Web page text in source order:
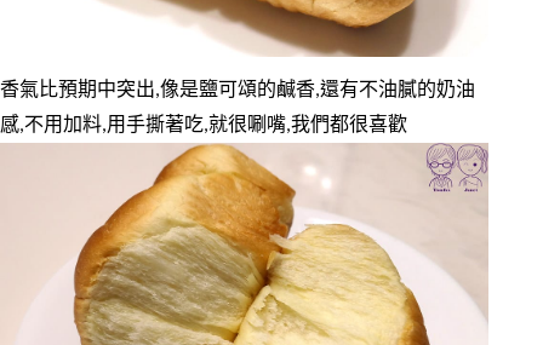
香氣比預期中突出,像是鹽可頌的鹹香,還有不油膩的奶油
感,不用加料,用手撕著吃,就很唰嘴,我們都很喜歡